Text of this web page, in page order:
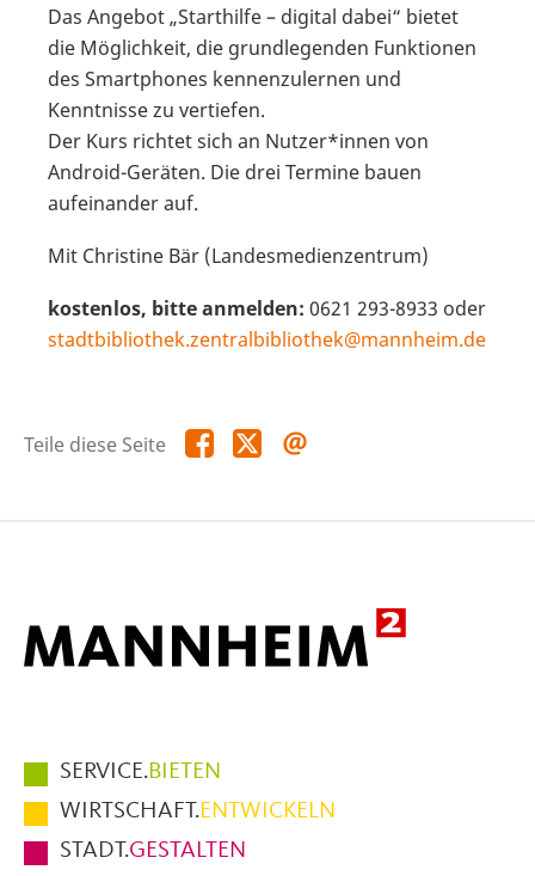
Das Angebot „Starthilfe – digital dabei“ bietet
die Möglichkeit, die grundlegenden Funktionen
des Smartphones kennenzulernen und
Kenntnisse zu vertiefen.
Der Kurs richtet sich an Nutzer*innen von
Android-Geräten. Die drei Termine bauen
aufeinander auf.
Mit Christine Bär (Landesmedienzentrum)
kostenlos, bitte anmelden: 0621 293-8933 oder
stadtbibliothek.zentralbibliothek@mannheim.de
Teile diese Seite Teile
diese
Teile
diese
Hauptmenüpunkte
im
Fußbereich
der
SERVICE.BIETEN
WIRTSCHAFT.ENTWICKELN
STADT.GESTALTEN